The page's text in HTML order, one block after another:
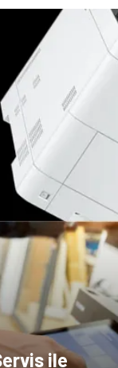
ve Birlikler
ile